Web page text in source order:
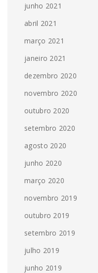
junho 2021
abril 2021
março 2021
janeiro 2021
dezembro 2020
novembro 2020
outubro 2020
setembro 2020
agosto 2020
junho 2020
março 2020
novembro 2019
outubro 2019
setembro 2019
julho 2019
junho 2019